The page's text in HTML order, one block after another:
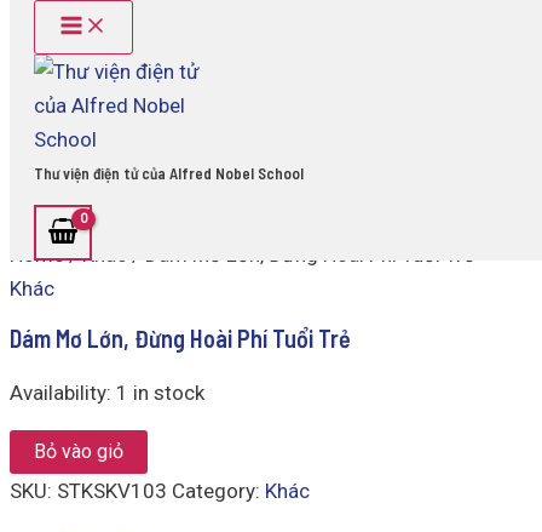
content
Main
Menu
Thư viện điện tử của Alfred Nobel School
Home/Khác / Dám Mơ Lớn, Đừng Hoài Phí Tuổi Trẻ
Khác
Dám Mơ Lớn, Đừng Hoài Phí Tuổi Trẻ
Availability: 1 in stock
Lớn,
Hoài
quantity
Bỏ vào giỏ
SKU: STKSKV103 Category: Khác